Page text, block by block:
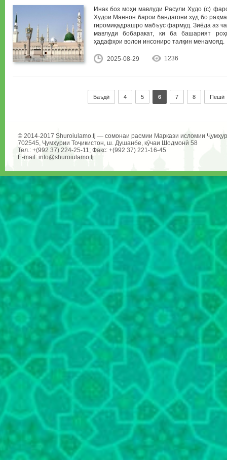
Инак боз моҳи мавлуди Расули Худо (с)
Худои Маннон барои бандагони худ бо
гиромиқадрашро мабъус фармуд. Зиёда аз
мавлуди бобаракат, ки ба башарият
ҳадафҳои волои инсониро талқин менамояд.
2025-08-29 1236
Баъдӣ 4 5 6 7 8 Пешӣ
© 2014-2017 Shuroiulamo.tj — сомонаи расмии Маркази исломии
702545, Ҷумҳурии Тоҷикистон, ш. Душанбе, кӯчаи Шодмонӣ 58
Тел.: +(992 37) 224-25-11; Факс: +(992 37) 221-16-45
E-mail: info@shuroiulamo.tj